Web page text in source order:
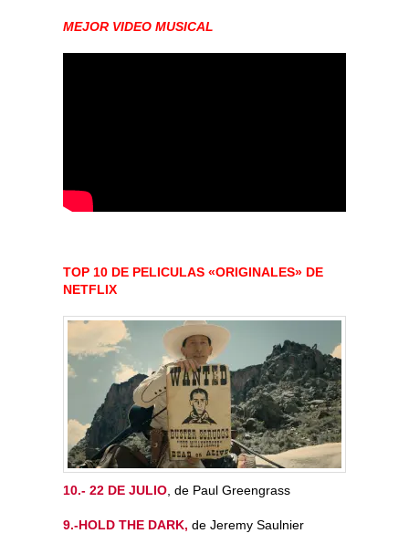
MEJOR VIDEO MUSICAL
TOP 10 DE PELICULAS «ORIGINALES» DE
NETFLIX
10.- 22 DE JULIO , de Paul Greengrass
9.-HOLD THE DARK, de Jeremy Saulnier